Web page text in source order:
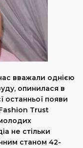
вважали однією
опинилася в
останньої появи
Trust
не стільки
станом 42-